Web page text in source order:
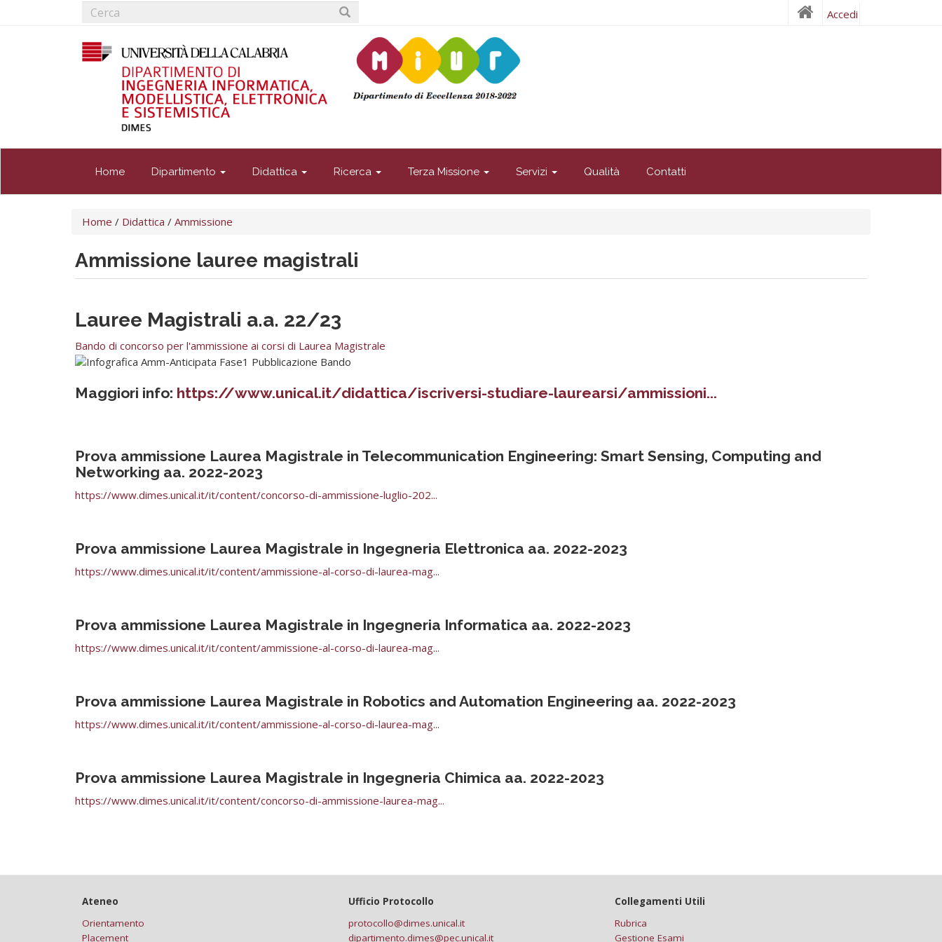
Form
ricerca
Accedi
Home Dipartimento Didattica Ricerca Terza Missione Servizi Qualità Contatti
Tu
qui
Home / Didattica / Ammissione
Ammissione lauree magistrali
Lauree Magistrali a.a. 22/23
Bando di concorso per l'ammissione ai corsi di Laurea Magistrale
Maggiori info: https://www.unical.it/didattica/iscriversi-studiare-laurearsi/ammissioni...
Prova ammissione Laurea Magistrale in Telecommunication Engineering: Smart Sensing, Computing and
Networking aa. 2022-2023
https://www.dimes.unical.it/it/content/concorso-di-ammissione-luglio-202...
Prova ammissione Laurea Magistrale in Ingegneria Elettronica aa. 2022-2023
https://www.dimes.unical.it/it/content/ammissione-al-corso-di-laurea-mag...
Prova ammissione Laurea Magistrale in Ingegneria Informatica aa. 2022-2023
https://www.dimes.unical.it/it/content/ammissione-al-corso-di-laurea-mag...
Prova ammissione Laurea Magistrale in Robotics and Automation Engineering aa. 2022-2023
https://www.dimes.unical.it/it/content/ammissione-al-corso-di-laurea-mag...
Prova ammissione Laurea Magistrale in Ingegneria Chimica aa. 2022-2023
https://www.dimes.unical.it/it/content/concorso-di-ammissione-laurea-mag...
Ateneo
Orientamento
Placement
Ufficio Protocollo
protocollo@dimes.unical.it
dipartimento.dimes@pec.unical.it
Collegamenti Utili
Rubrica
Gestione Esami